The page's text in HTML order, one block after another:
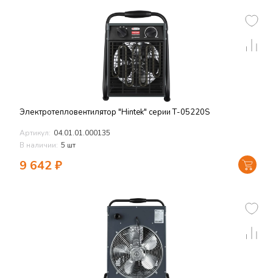
Электротепловентилятор "Hintek" серии Т-05220S
Артикул: 04.01.01.000135
В наличии: 5 шт
9 642₽